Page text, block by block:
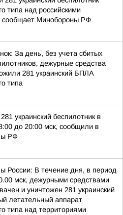
типа над российскими
сообщает Минобороны РФ
За день, без учета сбитых
дежурные средства
281 украинский БПЛА
типа
украинский беспилотник в
до 20:00 мск, сообщили в
РФ
России: В течение дня, в период
мск, дежурными средствами
и уничтожен 281 украинский
летательный аппарат
типа над территориями